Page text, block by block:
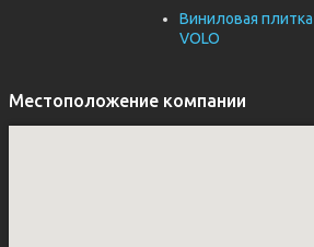
Виниловая плитка
VOLO
Местоположение компании